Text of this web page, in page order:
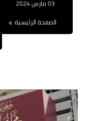
الصفحة الرئيسية